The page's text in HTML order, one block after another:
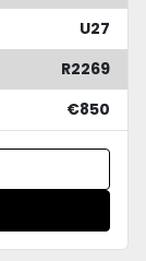
U27
R2269
€850